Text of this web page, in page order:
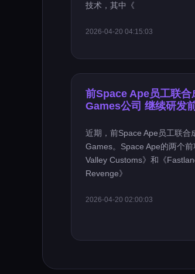
技术，其中《
2026-04-20 04:15:03
前Space Ape员工联合
Games公司 继续研发
近期，前Space Ape员工联合
Games。Space Ape的两个
Valley Customs》和《
Revenge》
2026-04-20 02:00:03